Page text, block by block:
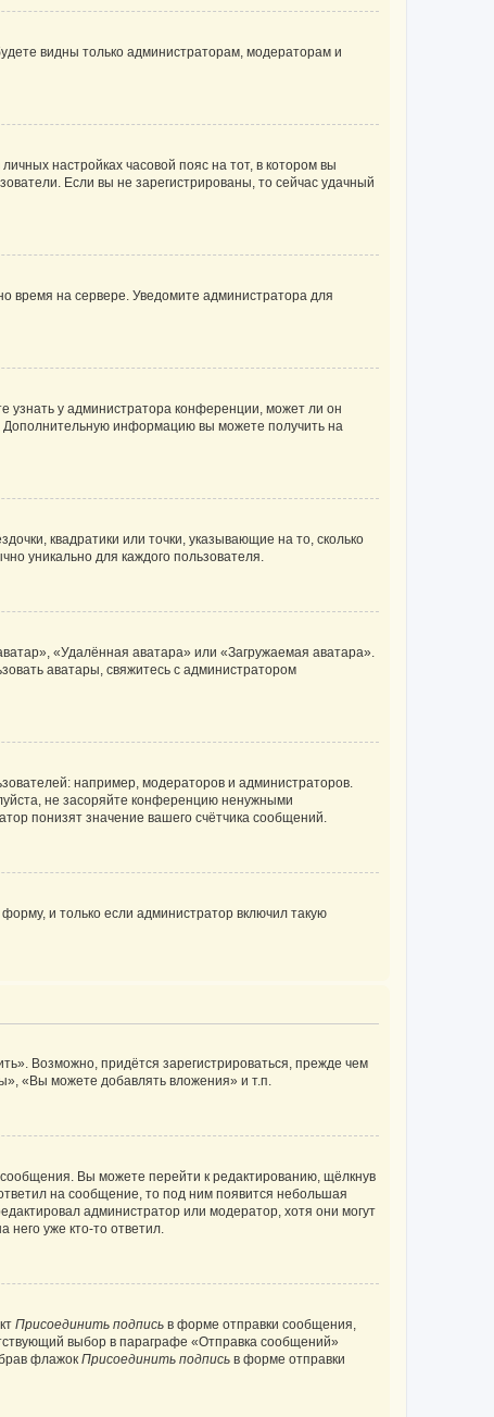
видны только администраторам, модераторам и
настройках часовой пояс на тот, в котором вы
Если вы не зарегистрированы, то сейчас удачный
время на сервере. Уведомите администратора для
узнать у администратора конференции, может ли он
Дополнительную информацию вы можете получить на
квадратики или точки, указывающие на то, сколько
уникально для каждого пользователя.
«Удалённая аватара» или «Загружаемая аватара».
аватары, свяжитесь с администратором
например, модераторов и администраторов.
не засоряйте конференцию ненужными
понизят значение вашего счётчика сообщений.
и только если администратор включил такую
Возможно, придётся зарегистрироваться, прежде чем
«Вы можете добавлять вложения» и т.п.
Вы можете перейти к редактированию, щёлкнув
на сообщение, то под ним появится небольшая
администратор или модератор, хотя они могут
него уже кто-то ответил.
Присоединить подпись в форме отправки сообщения,
выбор в параграфе «Отправка сообщений»
флажок Присоединить подпись в форме отправки